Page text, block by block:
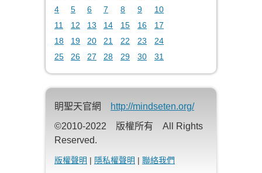
4
5 6 7 8 9
10
11
12 13 14 15 16
17
18
19 20 21 22 23
24
25
26 27 28 29 30 31
眀聖天官網
http://mindseten.org/
©2010-2022 版權所有 All Rights
Reserved.
版權聲明 | 隱私權聲明 | 聯絡我們